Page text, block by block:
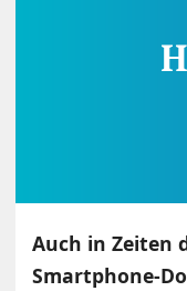
Auch in Zeiten
Smartphone-